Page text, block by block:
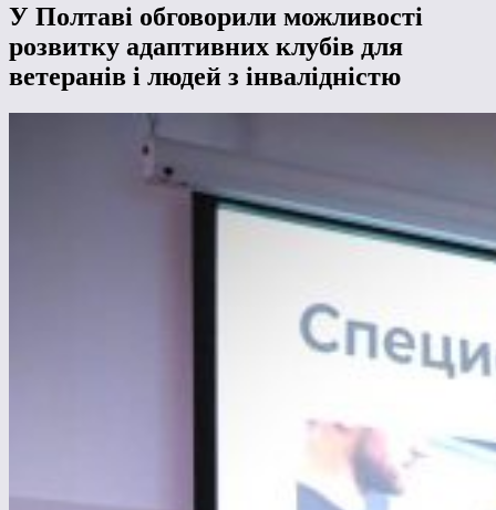
У Полтаві обговорили можливості
розвитку адаптивних клубів для
ветеранів і людей з інвалідністю